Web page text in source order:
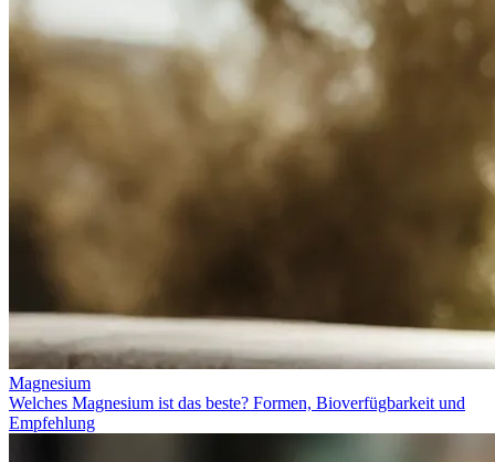
Magnesium
Welches Magnesium ist das beste? Formen, Bioverfügbarkeit und
Empfehlung